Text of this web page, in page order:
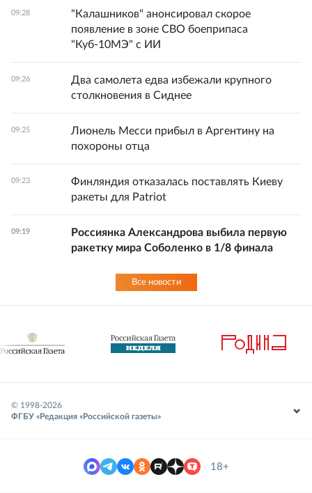
09:28
"Калашников" анонсировал скорое
появление в зоне СВО боеприпаса
"Куб-10МЭ" с ИИ
09:26
Два самолета едва избежали крупного
столкновения в Сиднее
09:25
Лионель Месси прибыл в Аргентину на
похороны отца
09:23
Финляндия отказалась поставлять Киеву
ракеты для Patriot
09:19
Россиянка Александрова выбила первую
ракетку мира Соболенко в 1/8 финала
Все новости
© 1998-2026
ФГБУ «Редакция «Российской газеты»
18+